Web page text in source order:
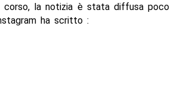
corso, la notizia è stata diffusa poco
ha scritto :